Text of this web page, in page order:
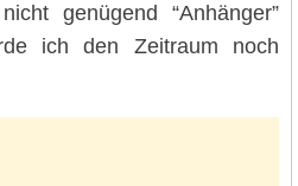
genügend “Anhänger”
ich den Zeitraum noch